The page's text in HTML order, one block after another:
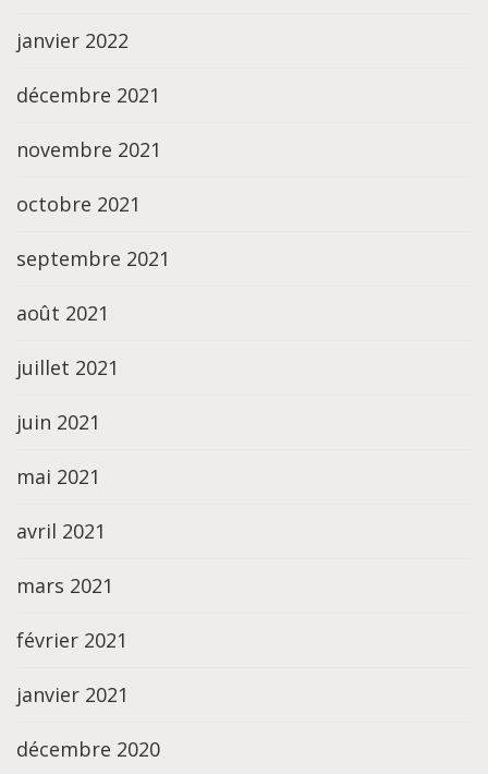
janvier 2022
décembre 2021
novembre 2021
octobre 2021
septembre 2021
août 2021
juillet 2021
juin 2021
mai 2021
avril 2021
mars 2021
février 2021
janvier 2021
décembre 2020